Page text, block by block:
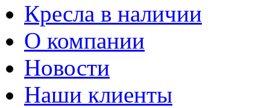
Кресла в наличии
О компании
Новости
Наши клиенты